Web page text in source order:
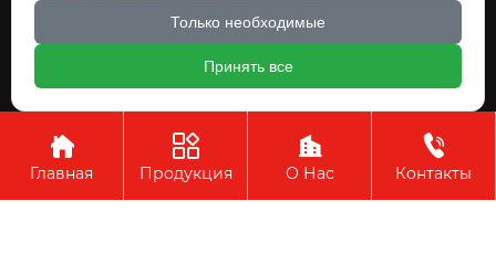
Авторское право©ООО Чжуншань Хайвэй
Кухонные Принадлежности

Главная

Продукция

О Нас

Контакты
Только необходимые
Принять все